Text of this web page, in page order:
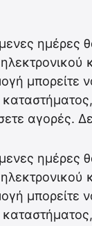
ημέρες
μπορείτε
αγορές.
ημέρες
μπορείτε